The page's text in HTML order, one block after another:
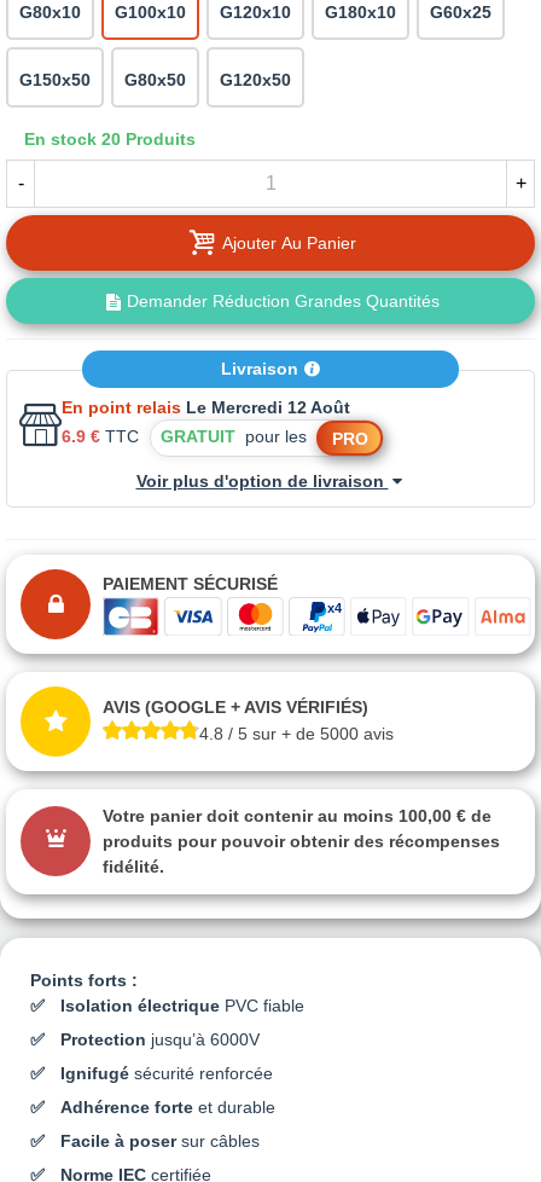
Points forts :
Isolation électrique PVC fiable
Protection jusqu’à 6000V
Ignifugé sécurité renforcée
Adhérence forte et durable
Facile à posersur câbles
Norme IEC certifiée
G80x10 G100x10 G120x10 G180x10 G60x25
G150x50 G80x50 G120x50
En stock 20 Produits
- +
Ajouter Au Panier
Demander Réduction Grandes Quantités
Livraison
En point relais Le Mercredi 12 Août
6.9 € TTC GRATUIT pour les PRO
Voir plus d'option de livraison
PAIEMENT SÉCURISÉ
AVIS (GOOGLE + AVIS VÉRIFIÉS)
4.8 / 5 sur + de 5000 avis
Votre panier doit contenir au moins 100,00 € de
produits pour pouvoir obtenir des récompenses
fidélité.